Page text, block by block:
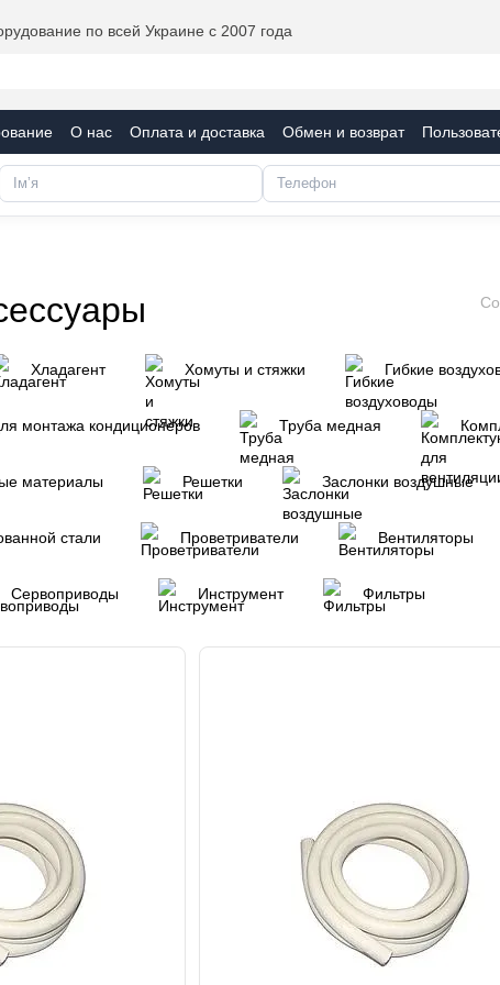
по всей Украине с 2007 года
О нас Оплата и доставка Обмен и возврат
Блог
Хладагент Хомуты и стяжки Гибкие
монтажа кондиционеров Труба медная
материалы Решетки Заслонки воздушные
стали Проветриватели Вентиляторы
Сервоприводы Инструмент Фильтры